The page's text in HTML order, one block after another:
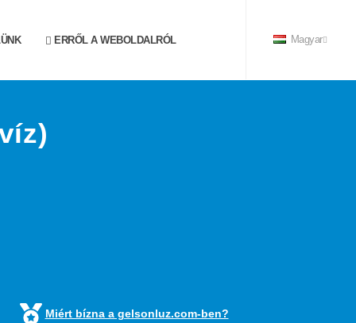
ERRŐL A WEBOLDALRÓL Magyar
Miért bízna a gelsonluz.com-ben?